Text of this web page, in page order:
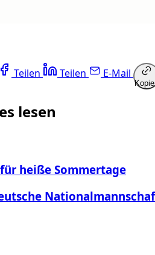
Teilen Teilen E-Mail
lesen
heiße Sommertage